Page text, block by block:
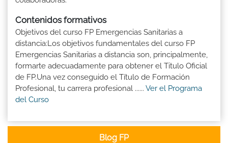
Contenidos formativos
Objetivos del curso FP Emergencias Sanitarias a
distancia:Los objetivos fundamentales del curso FP
Emergencias Sanitarias a distancia son, principalmente,
formarte adecuadamente para obtener el Titulo Oficial
de FP.Una vez conseguido el Título de Formación
Profesional, tu carrera profesional ...... Ver el Programa
del Curso
Blog FP